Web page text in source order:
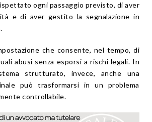
ogni passaggio previsto, di aver
e di aver gestito la segnalazione in
che consente, nel tempo, di
abusi senza esporsi a rischi legali. In
strutturato, invece, anche una
può trasformarsi in un problema
controllabile.